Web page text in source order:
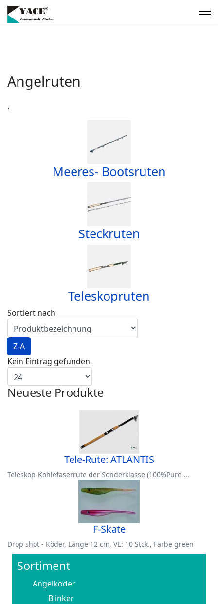
Angelruten
.
Meeres- Bootsruten
Steckruten
Teleskopruten
Sortiert nach
Z-A
Kein Eintrag gefunden.
Neueste Produkte
Tele-Rute: ATLANTIS
Teleskop-Kohlefaserrute der Sonderklasse (100%Pure ...
F-Skate
Drop shot - Köder, Länge 12 cm, VE: 10 Stck., Farbe green
Sortiment
Angelköder
Blinker